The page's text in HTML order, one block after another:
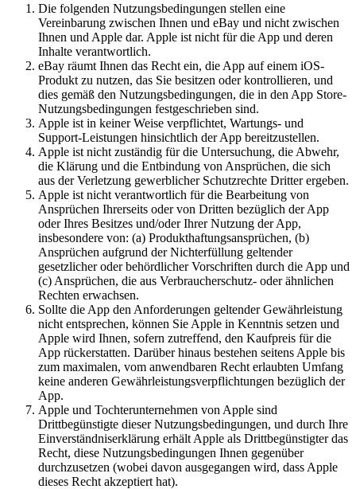
Die folgenden Nutzungsbedingungen stellen eine
Vereinbarung zwischen Ihnen und eBay und nicht zwischen
Ihnen und Apple dar. Apple ist nicht für die App und deren
Inhalte verantwortlich.
eBay räumt Ihnen das Recht ein, die App auf einem iOS-
Produkt zu nutzen, das Sie besitzen oder kontrollieren, und
dies gemäß den Nutzungsbedingungen, die in den App Store-
Nutzungsbedingungen festgeschrieben sind.
Apple ist in keiner Weise verpflichtet, Wartungs- und
Support-Leistungen hinsichtlich der App bereitzustellen.
Apple ist nicht zuständig für die Untersuchung, die Abwehr,
die Klärung und die Entbindung von Ansprüchen, die sich
aus der Verletzung gewerblicher Schutzrechte Dritter ergeben.
Apple ist nicht verantwortlich für die Bearbeitung von
Ansprüchen Ihrerseits oder von Dritten bezüglich der App
oder Ihres Besitzes und/oder Ihrer Nutzung der App,
insbesondere von: (a) Produkthaftungsansprüchen, (b)
Ansprüchen aufgrund der Nichterfüllung geltender
gesetzlicher oder behördlicher Vorschriften durch die App und
(c) Ansprüchen, die aus Verbraucherschutz- oder ähnlichen
Rechten erwachsen.
Sollte die App den Anforderungen geltender Gewährleistung
nicht entsprechen, können Sie Apple in Kenntnis setzen und
Apple wird Ihnen, sofern zutreffend, den Kaufpreis für die
App rückerstatten. Darüber hinaus bestehen seitens Apple bis
zum maximalen, vom anwendbaren Recht erlaubten Umfang
keine anderen Gewährleistungsverpflichtungen bezüglich der
App.
Apple und Tochterunternehmen von Apple sind
Drittbegünstigte dieser Nutzungsbedingungen, und durch Ihre
Einverständniserklärung erhält Apple als Drittbegünstigter das
Recht, diese Nutzungsbedingungen Ihnen gegenüber
durchzusetzen (wobei davon ausgegangen wird, dass Apple
dieses Recht akzeptiert hat).